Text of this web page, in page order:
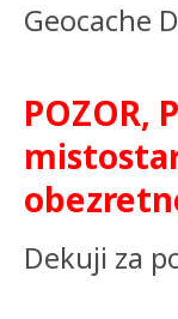
Geocache
POZOR,
Dekuji za